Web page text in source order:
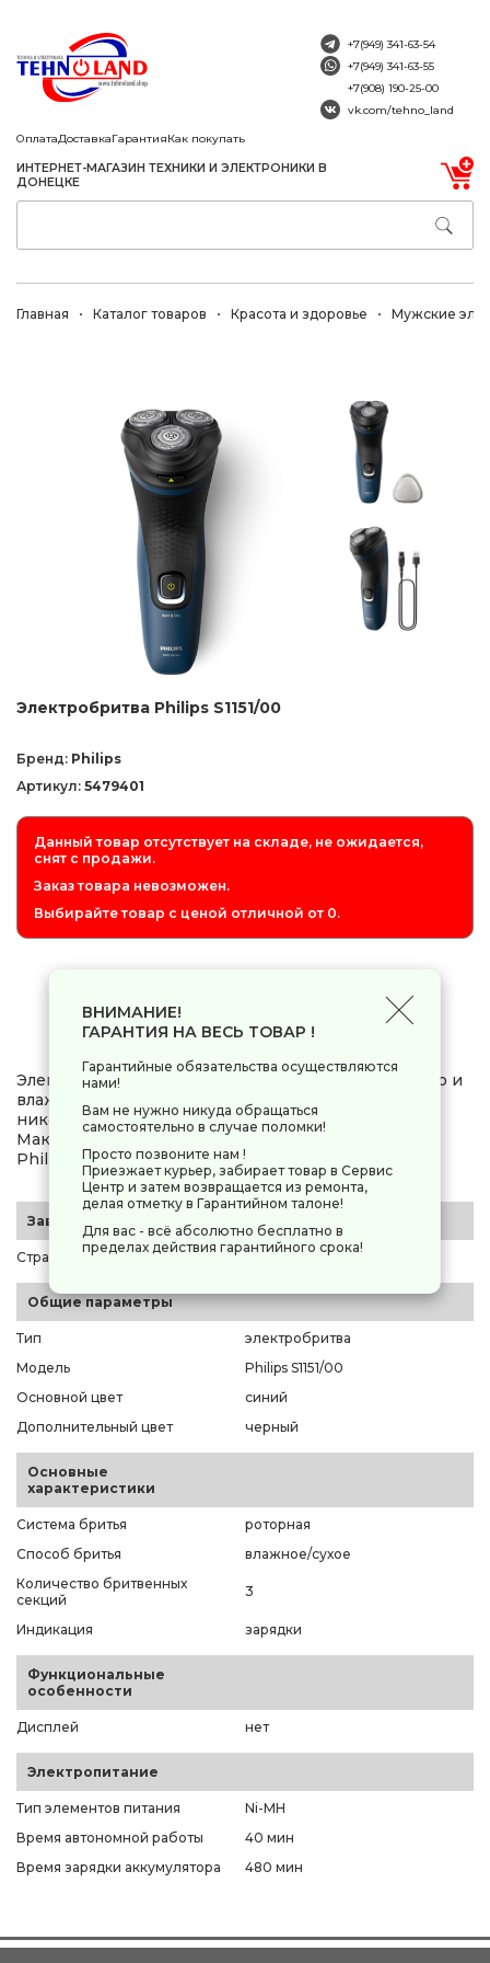
ОплатаДоставкаГарантияКак покупать
ИНТЕРНЕТ-МАГАЗИН ТЕХНИКИ И ЭЛЕКТРОНИКИ В
ДОНЕЦКЕ
+7(949) 341-63-54
+7(949) 341-63-55
+7(908) 190-25-00
vk.com/tehno_land
Главная Каталог товаров Красота и здоровье Мужские
Электробритва Philips S1151/00
Бренд: Philips
Артикул: 5479401
Данный товар отсутствует на складе, не ожидается,
снят с продажи.
Заказ товара невозможен.
Выбирайте товар с ценой отличной от 0.
0 руб. -
Электробритва Philips S1151/00 подходит для сухого и
влажного бритья. Модель получает питание от
никель-металлогидридного аккумулятора.
Максимальное время автономной работы бритвы
Philips S1151/00 составляет 40 мин.
Заводские данные
Страна-производитель Нидерланды, Королевство
Общие параметры
Тип
электробритва
Модель
Philips S1151/00
Основной цвет
синий
Дополнительный цвет
черный
Основные
характеристики
Система бритья
роторная
Способ бритья
влажное/сухое
Количество бритвенных
секций
3
Индикация зарядки
Функциональные
особенности
Дисплей нет
Электропитание
Тип элементов питания
Ni-MH
Время автономной работы
40 мин
Время зарядки аккумулятора
480 мин
ВНИМАНИЕ!
ГАРАНТИЯ НА ВЕСЬ ТОВАР !
Гарантийные обязательства осуществляются
нами!
Вам не нужно никуда обращаться
самостоятельно в случае поломки!
Просто позвоните нам !
Приезжает курьер, забирает товар в Сервис
Центр и затем возвращается из ремонта,
делая отметку в Гарантийном талоне!
Для вас - всё абсолютно бесплатно в
пределах действия гарантийного срока!